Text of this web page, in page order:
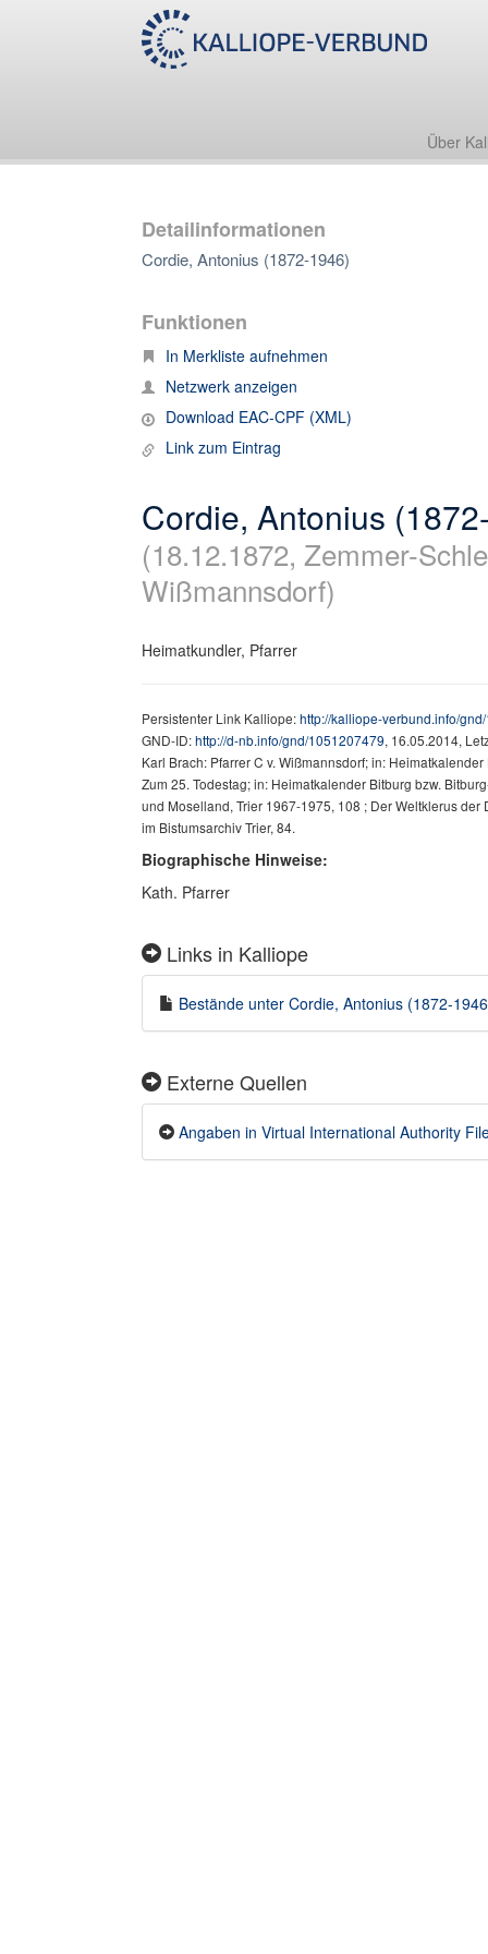
Über
Detailinformationen
Cordie, Antonius (1872-1946)
Funktionen
In Merkliste aufnehmen
Netzwerk anzeigen
Download EAC-CPF (XML)
Link zum Eintrag
Cordie, Antonius
(18.12.1872, Zemmer-
Wißmannsdorf)
Heimatkundler, Pfarrer
Persistenter Link Kalliope:http://kalliope-verbund.info/
GND-ID:http://d-nb.info/gnd/1051207479, 16.05.2014,
Karl Brach: Pfarrer C v. Wißmannsdorf; in:
Zum 25. Todestag; in: Heimatkalender Bitburg bzw.
und Moselland, Trier 1967-1975, 108 ; Der Weltklerus
im Bistumsarchiv Trier, 84.
Biographische Hinweise:
Kath. Pfarrer
Links in Kalliope
Bestände unter Cordie, Antonius (1872-
Externe Quellen
Angaben in Virtual International Authority